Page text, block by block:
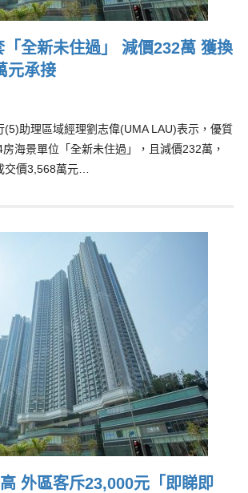
「全新未住過」 減價232萬 獲換
元承接
(5)助理區域經理劉志偉(UMA LAU)表示，優質
海景單位「全新未住過」，且減價232萬，
交價3,568萬元…
外區客斥23,000元「即睇即